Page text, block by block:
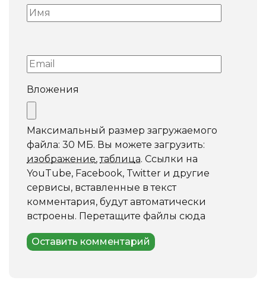
Вложения
Максимальный размер загружаемого
файла: 30 МБ. Вы можете загрузить:
изображение,таблица. Ссылки на
YouTube, Facebook, Twitter и другие
сервисы, вставленные в текст
комментария, будут автоматически
встроены. Перетащите файлы сюда